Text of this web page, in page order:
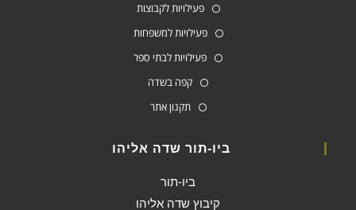
פעילויות לקבוצות
פעילויות למשפחות
פעילויות לבתי ספר
קפה בשדה
תקנון אתר
ביו-תור שדה אליהו
ביו-תור
קיבוץ שדה אליהו